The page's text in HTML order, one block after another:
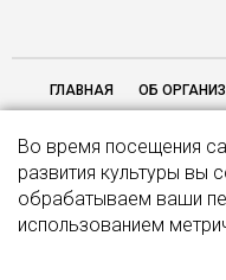
ГЛАВНАЯ ОБ
ОЦЕНКА
© 2016–2026. МБУК
Во время посещения
развития культуры вы
обрабатываем ваши
использованием